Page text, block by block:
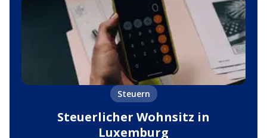
Steuern
Steuerlicher Wohnsitz in
Luxemburg